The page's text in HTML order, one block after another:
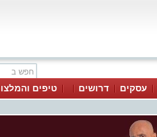
עסקים דרושים טיפים